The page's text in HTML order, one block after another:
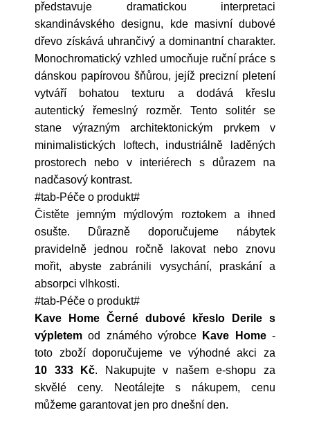
představuje dramatickou interpretaci
skandinávského designu, kde masivní dubové
dřevo získává uhrančivý a dominantní charakter.
Monochromatický vzhled umocňuje ruční práce s
dánskou papírovou šňůrou, jejíž precizní pletení
vytváří bohatou texturu a dodává křeslu
autentický řemeslný rozměr. Tento solitér se
stane výrazným architektonickým prvkem v
minimalistických loftech, industriálně laděných
prostorech nebo v interiérech s důrazem na
nadčasový kontrast.
#tab-Péče o produkt#
Čistěte jemným mýdlovým roztokem a ihned
osušte. Důrazně doporučujeme nábytek
pravidelně jednou ročně lakovat nebo znovu
mořit, abyste zabránili vysychání, praskání a
absorpci vlhkosti.
#tab-Péče o produkt#
Kave Home Černé dubové křeslo Derile s
výpletem od známého výrobce Kave Home-
toto zboží doporučujeme ve výhodné akci za
10 333 Kč. Nakupujte v našem e-shopu za
skvělé ceny. Neotálejte s nákupem, cenu
můžeme garantovat jen pro dnešní den.